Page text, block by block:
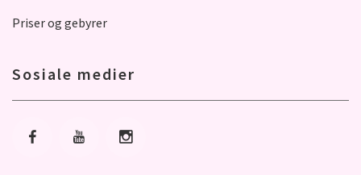
Priser og gebyrer
Sosiale medier
Gå til Facebook
Gå til YoutubeGå til Instagram